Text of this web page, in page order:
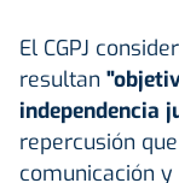
El CGPJ
resultan
independencia
repercusión
comunicación